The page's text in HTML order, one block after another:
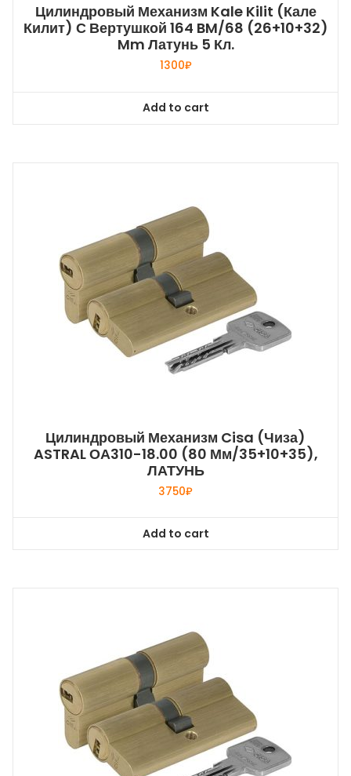
Цилиндровый Механизм Kale Kilit (Кале
Килит) С Вертушкой 164 BM/68 (26+10+32)
Mm Латунь 5 Кл.
1300₽
Add to cart
Цилиндровый Механизм Cisa (Чиза)
ASTRAL ОА310-18.00 (80 Мм/35+10+35),
ЛАТУНЬ
3750₽
Add to cart